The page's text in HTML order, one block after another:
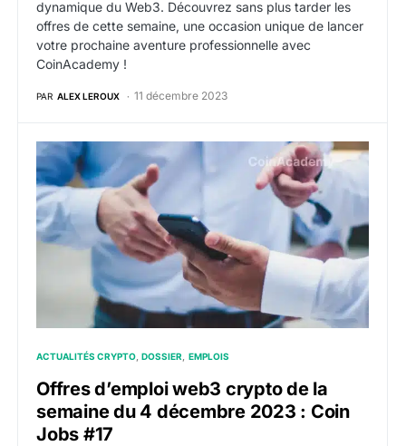
dynamique du Web3. Découvrez sans plus tarder les
offres de cette semaine, une occasion unique de lancer
votre prochaine aventure professionnelle avec
CoinAcademy !
PAR ALEX LEROUX 11 décembre 2023
Offres d’emploi web3 crypto de la semaine du 4
ACTUALITÉS CRYPTO DOSSIER EMPLOIS
Offres d’emploi web3 crypto de la
semaine du 4 décembre 2023 : Coin
Jobs #17